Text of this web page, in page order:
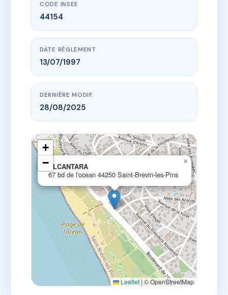
CODE INSEE
44154
DATE RÈGLEMENT
13/07/1997
DERNIÈRE MODIF.
28/08/2025
ALCANTARA
67 bd de l'ocean 44250 Saint-Brevin-les-Pins
×
+
−
Leaflet | © OpenStreetMap